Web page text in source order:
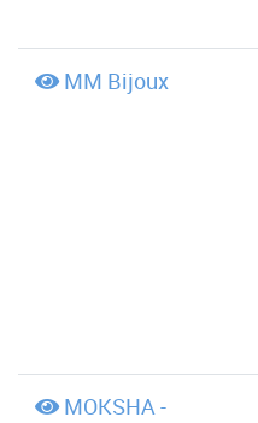
MM Bijoux
MOKSHA -